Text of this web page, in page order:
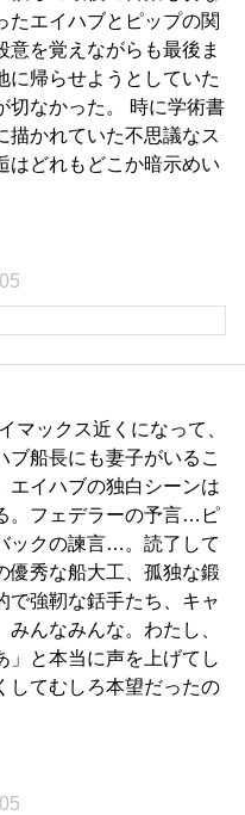
たエイハブとピップの関
意を覚えながらも最後ま
に帰らせようとしていた
切なかった。 時に学術書
描かれていた不思議なス
はどれもどこか暗示めい
マックス近くになって、
ブ船長にも妻子がいるこ
エイハブの独白シーンは
。フェデラーの予言…ピ
ックの諫言…。読了して
優秀な船大工、孤独な鍛
強靭な銛手たち、キャ
んなみんな。わたし、
」と本当に声を上げてし
してむしろ本望だったの